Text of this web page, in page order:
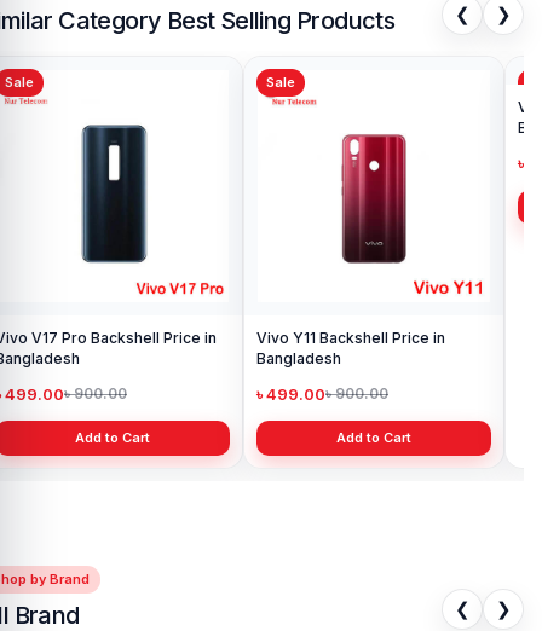
Category Best Selling Products ❮ ❯
Sale
V17 Pro Backshell Price in
499.00৳ 900.00
Add to Cart
Sale
Vivo Y11 Backshell Price in
Bangladesh
৳ 499.00৳ 900.00
Add to Cart
by Brand
Brand ❮ ❯